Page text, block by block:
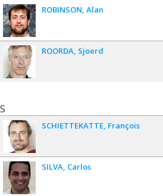
ROBINSON Alan
ROORDA Sjoerd
S
SCHIETTEKATTE François
SILVA Carlos